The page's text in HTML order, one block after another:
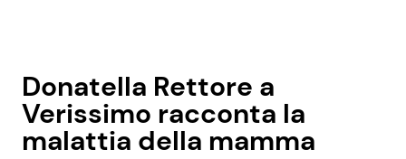
Donatella Rettore a
Verissimo racconta la
malattia della mamma